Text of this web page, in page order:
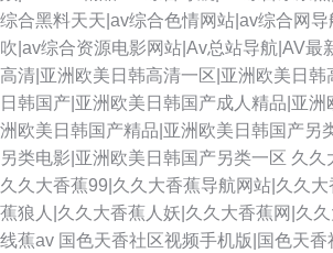
综合黑料天天|av综合色情网站|av综合网
吹|av综合资源电影网站|Av总站导航|AV最
高清|亚洲欧美日韩高清一区|亚洲欧美日韩
日韩国产|亚洲欧美日韩国产成人精品|亚洲
洲欧美日韩国产精品|亚洲欧美日韩国产另
另类电影|亚洲欧美日韩国产另类一区 久久
久久大香蕉99|久久大香蕉导航网站|久久
蕉狼人|久久大香蕉人妖|久久大香蕉网|久
线蕉av 国色天香社区视频手机版|国色天香